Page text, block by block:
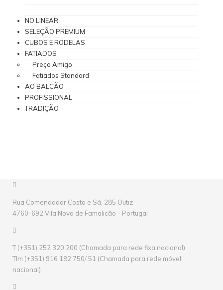
NO LINEAR
SELEÇÃO PREMIUM
CUBOS E RODELAS
FATIADOS
Preço Amigo
Fatiados Standard
AO BALCÃO
PROFISSIONAL
TRADIÇÃO
Rua Comendador Costa e Sá, 285 Outiz
4760-692 Vila Nova de Famalicão - Portugal
T (+351) 252 320 200 (Chamada para rede fixa nacional)
Tlm (+351) 916 182 750/ 51 (Chamada para rede móvel
nacional)